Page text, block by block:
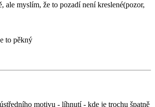
ale myslím, že to pozadí není kreslené(pozor,
to pěkný
motivu - líhnutí - kde je trochu špatně